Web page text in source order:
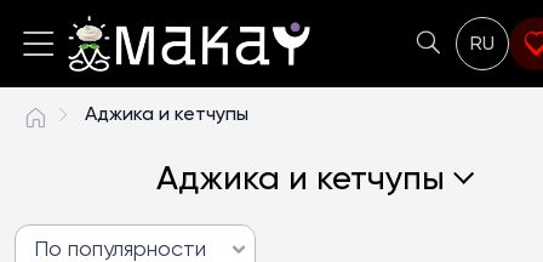
RU
Аджика и кетчупы
Аджика и кетчупы
По популярности